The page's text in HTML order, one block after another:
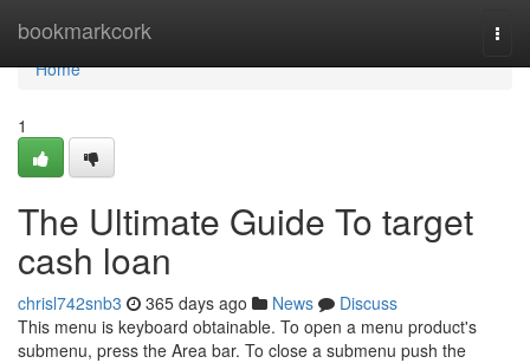
bookmarkcork
Home
Home
1
The Ultimate Guide To target
cash loan
chrisl742snb3 365 days ago News
Discuss
This menu is keyboard obtainable. To open a menu product's
submenu, press the Area bar. To close a submenu push the